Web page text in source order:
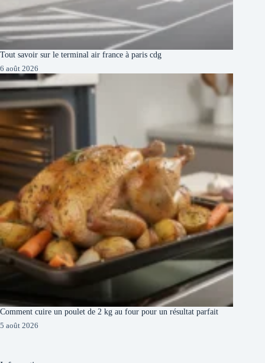
Tout savoir sur le terminal air france à paris cdg
6 août 2026
Comment cuire un poulet de 2 kg au four pour un résultat parfait
5 août 2026